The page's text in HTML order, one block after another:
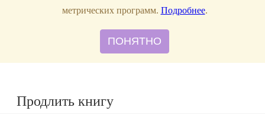
Продлить книгу
метрических программ. Подробнее.
ПОНЯТНО